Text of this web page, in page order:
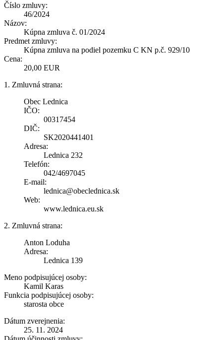
Číslo zmluvy:
46/2024
Názov:
Kúpna zmluva č. 01/2024
Predmet zmluvy:
Kúpna zmluva na podiel pozemku C KN p.č. 929/10
Cena:
20,00 EUR
1. Zmluvná strana:
Obec Lednica
IČO:
00317454
DIČ:
SK2020441401
Adresa:
Lednica 232
Telefón:
042/4697045
E-mail:
lednica@obeclednica.sk
Web:
www.lednica.eu.sk
2. Zmluvná strana:
Anton Loduha
Adresa:
Lednica 139
Meno podpisujúcej osoby:
Kamil Karas
Funkcia podpisujúcej osoby:
starosta obce
Dátum zverejnenia:
25. 11. 2024